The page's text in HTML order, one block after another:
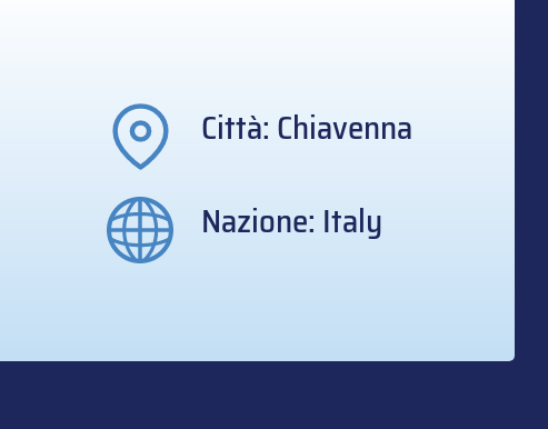
Città: Chiavenna
Nazione: Italy